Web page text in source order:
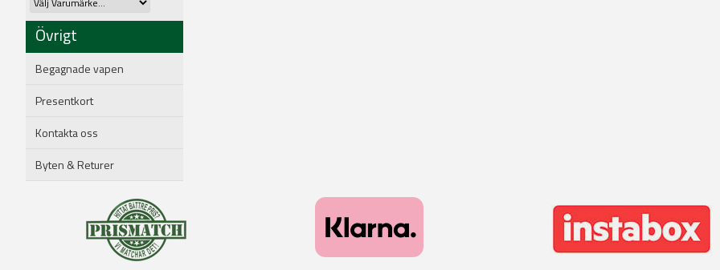
Övrigt
Begagnade vapen
Presentkort
Kontakta oss
Byten & Returer